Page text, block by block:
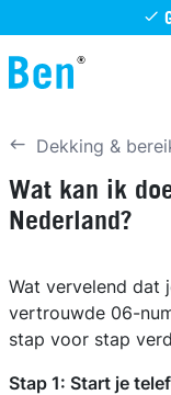
Overslaan en
Dekking &
Wat kan ik
Nederland?
Wat vervelend dat
vertrouwde 06-
stap voor stap
Stap 1: Start je